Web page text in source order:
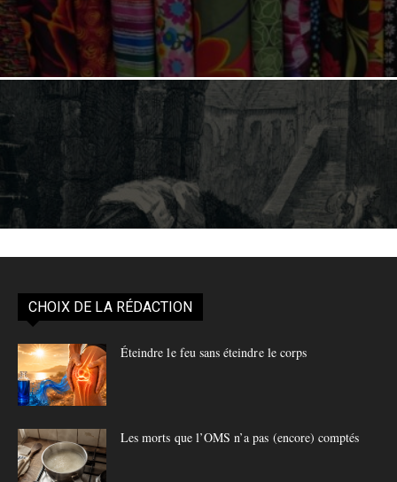
TEXTILE INDUSTRIEL : ATTENTION DANGER !
DE COMPAGNIE
CHOIX DE LA RÉDACTION
Éteindre le feu sans éteindre le corps
Les morts que l’OMS n’a pas (encore) comptés